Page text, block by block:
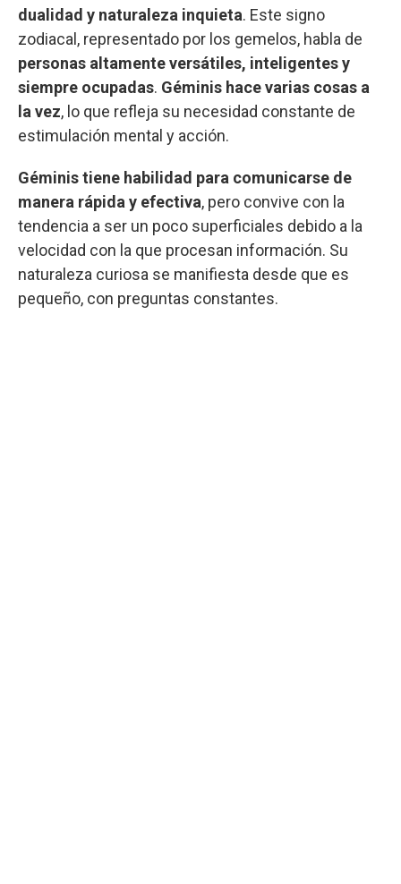
dualidad y naturaleza inquieta. Este signo
zodiacal, representado por los gemelos, habla de
personas altamente versátiles, inteligentes y
siempre ocupadas. Géminis hace varias cosas a
la vez, lo que refleja su necesidad constante de
estimulación mental y acción.
Géminis tiene habilidad para comunicarse de
manera rápida y efectiva, pero convive con la
tendencia a ser un poco superficiales debido a la
velocidad con la que procesan información. Su
naturaleza curiosa se manifiesta desde que es
pequeño, con preguntas constantes.